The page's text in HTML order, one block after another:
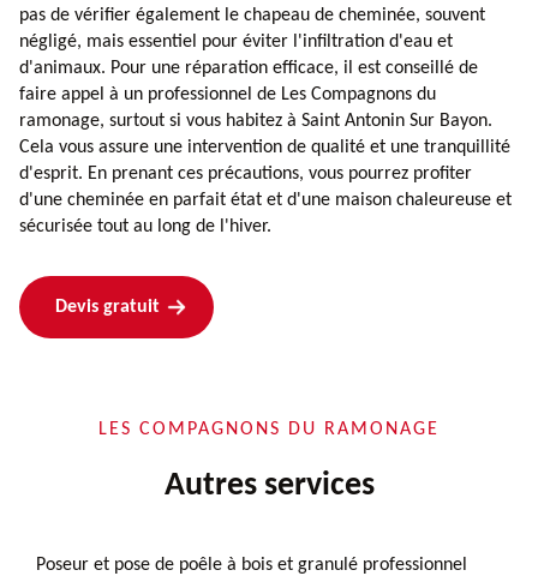
pas de vérifier également le chapeau de cheminée, souvent
négligé, mais essentiel pour éviter l'infiltration d'eau et
d'animaux. Pour une réparation efficace, il est conseillé de
faire appel à un professionnel de Les Compagnons du
ramonage, surtout si vous habitez à Saint Antonin Sur Bayon.
Cela vous assure une intervention de qualité et une tranquillité
d'esprit. En prenant ces précautions, vous pourrez profiter
d'une cheminée en parfait état et d'une maison chaleureuse et
sécurisée tout au long de l'hiver.
Devis gratuit
LES COMPAGNONS DU RAMONAGE
Autres services
Poseur et pose de poêle à bois et granulé professionnel